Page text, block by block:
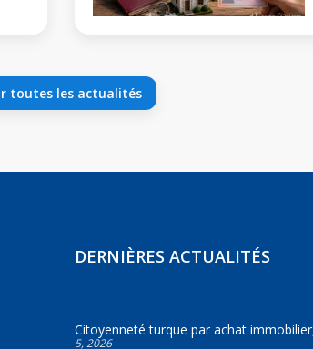
toutes les actualités
DERNIÈRES ACTUALITÉS
Citoyenneté turque par achat immobilier
5, 2026